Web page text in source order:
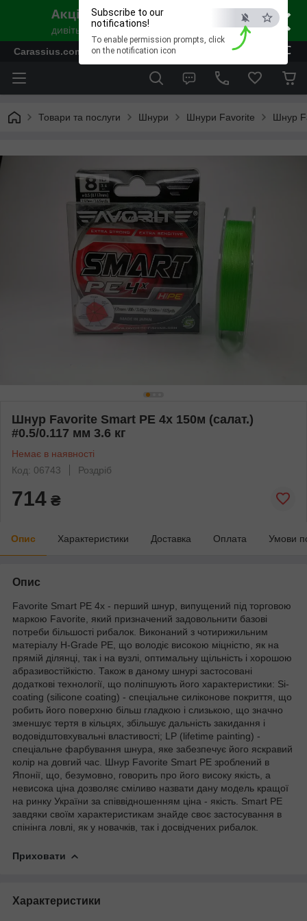
×
ESC
Subscribe to our
notifications!
To enable permission prompts, click
on the notification icon
Carassius.com.ua - Все для риболовлі та відпочинку
Товари та послуги Шнури Шнури Favorite Шнур
Шнур Favorite Smart PE 4x 150м (салат.)
#0.5/0.117 мм 3.6 кг
Немає в наявності
Код: 06743
Роздріб
714 ₴
Опис Характеристики Доставка Оплата Умови
Опис
Favorite Smart PE 4x - перший шнур , випущений під торговою
маркою Favorite, який призначений задовольнити базові
потреби більшості рибалок. Виконаний з чотирижильним
матеріалу H-Grade PE, що володіє високою міцністю, як на
прямій ділянці, так і на вузлі, оптимальну щільність і хорошою
абразивостійкістю. Також в даному шнурі застосовані
додаткові технології, що поліпшують його характеристики: Si-
coating (silicone coating) - спеціальне силіконове покриття, що
робить його поверхню більш гладкою і слизькою, що значно
зменшує тертя в кільцях, збільшує дальність закидання і
водовідштовхувальні властивості; LP (lifetime painting) -
спеціальне фарбування шнура, яке забезпечує його яскравий
колір на довгий час. Шнур Favorite Smart PE зроблений в
Японії, що, безумовно, говорить про його високу якість, а
невисока ціна дозволяє сміливо назвати дану модель кращої
на ринку України за співвідношенням ціна - якість. Smart PE
завдяки своїм характеристикам знайде своє застосування в
спінінга ловлі, як у новачків, так і досвідчених рибалок.
Приховати
Характеристики